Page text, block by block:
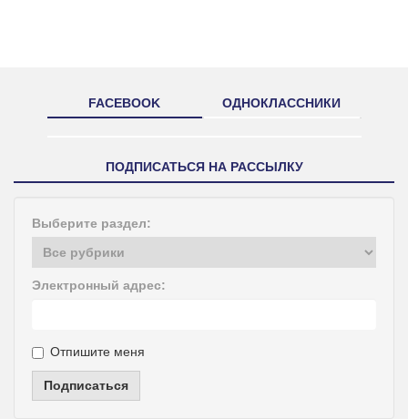
FACEBOOK ОДНОКЛАССНИКИ
ПОДПИСАТЬСЯ НА РАССЫЛКУ
Выберите раздел:
Электронный адрес:
Отпишите меня
Подписаться